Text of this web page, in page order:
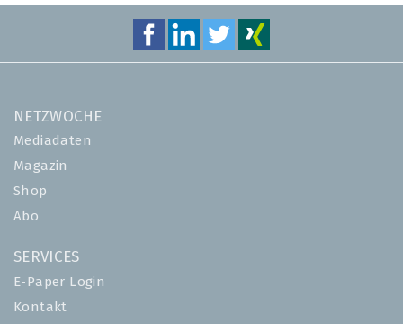
NETZWOCHE
Mediadaten
Magazin
Shop
Abo
SERVICES
E-Paper Login
Kontakt